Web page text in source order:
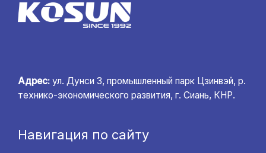
Адрес: ул. Дунси 3, промышленный парк Цзинвэй, р.
технико-экономического развития, г. Сиань, КНР.
Навигация по сайту